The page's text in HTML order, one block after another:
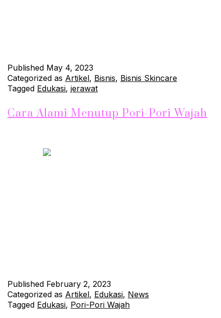
Published May 4, 2023
Categorized as Artikel, Bisnis, Bisnis Skincare
Tagged Edukasi, jerawat
Cara Alami Menutup Pori-Pori Wajah
Published February 2, 2023
Categorized as Artikel, Edukasi, News
Tagged Edukasi, Pori-Pori Wajah